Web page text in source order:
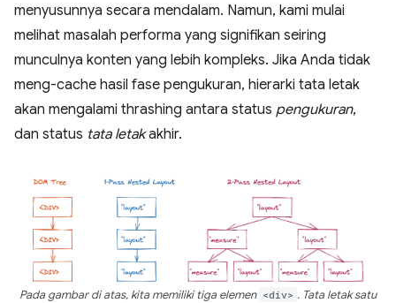
menyusunnya secara mendalam. Namun, kami mulai
melihat masalah performa yang signifikan seiring
munculnya konten yang lebih kompleks. Jika Anda tidak
meng-cache hasil fase pengukuran, hierarki tata letak
akan mengalami thrashing antara status pengukuran,
dan status tata letakakhir.
Pada gambar di atas, kita memiliki tiga elemen <div> . Tata letak satu